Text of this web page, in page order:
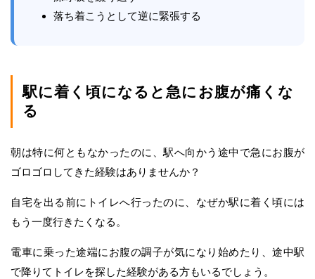
落ち着こうとして逆に緊張する
駅に着く頃になると急にお腹が痛くな
る
朝は特に何ともなかったのに、駅へ向かう途中で急にお腹が
ゴロゴロしてきた経験はありませんか？
自宅を出る前にトイレへ行ったのに、なぜか駅に着く頃には
もう一度行きたくなる。
電車に乗った途端にお腹の調子が気になり始めたり、途中駅
で降りてトイレを探した経験がある方もいるでしょう。